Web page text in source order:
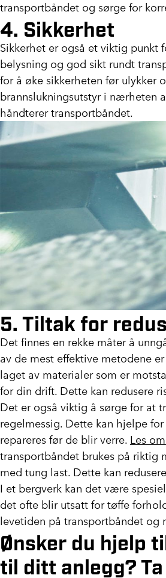
transportbåndet og sørge for
4. Sikkerhet
Sikkerhet er også et viktig punkt
belysning og god sikt rundt
for å øke sikkerheten før ulykker
brannslukningsutstyr i nærheten
håndterer transportbåndet.
5. Tiltak for
Det finnes en rekke måter å
av de mest effektive metodene
laget av materialer som er
for din drift. Dette kan redusere
Det er også viktig å sørge for at
regelmessig. Dette kan hjelpe
repareres før de blir verre. Les
transportbåndet brukes på riktig
med tung last. Dette kan
I et bergverk kan det være
det ofte blir utsatt for tøffe
levetiden på transportbåndet og
Ønsker du hjelp
til ditt anlegg?